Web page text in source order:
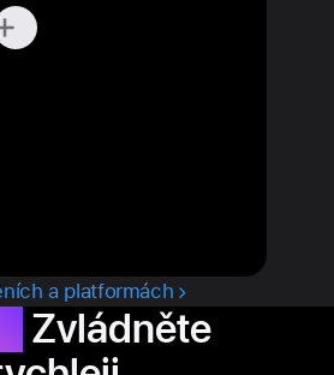
a platformách
Zvládněte